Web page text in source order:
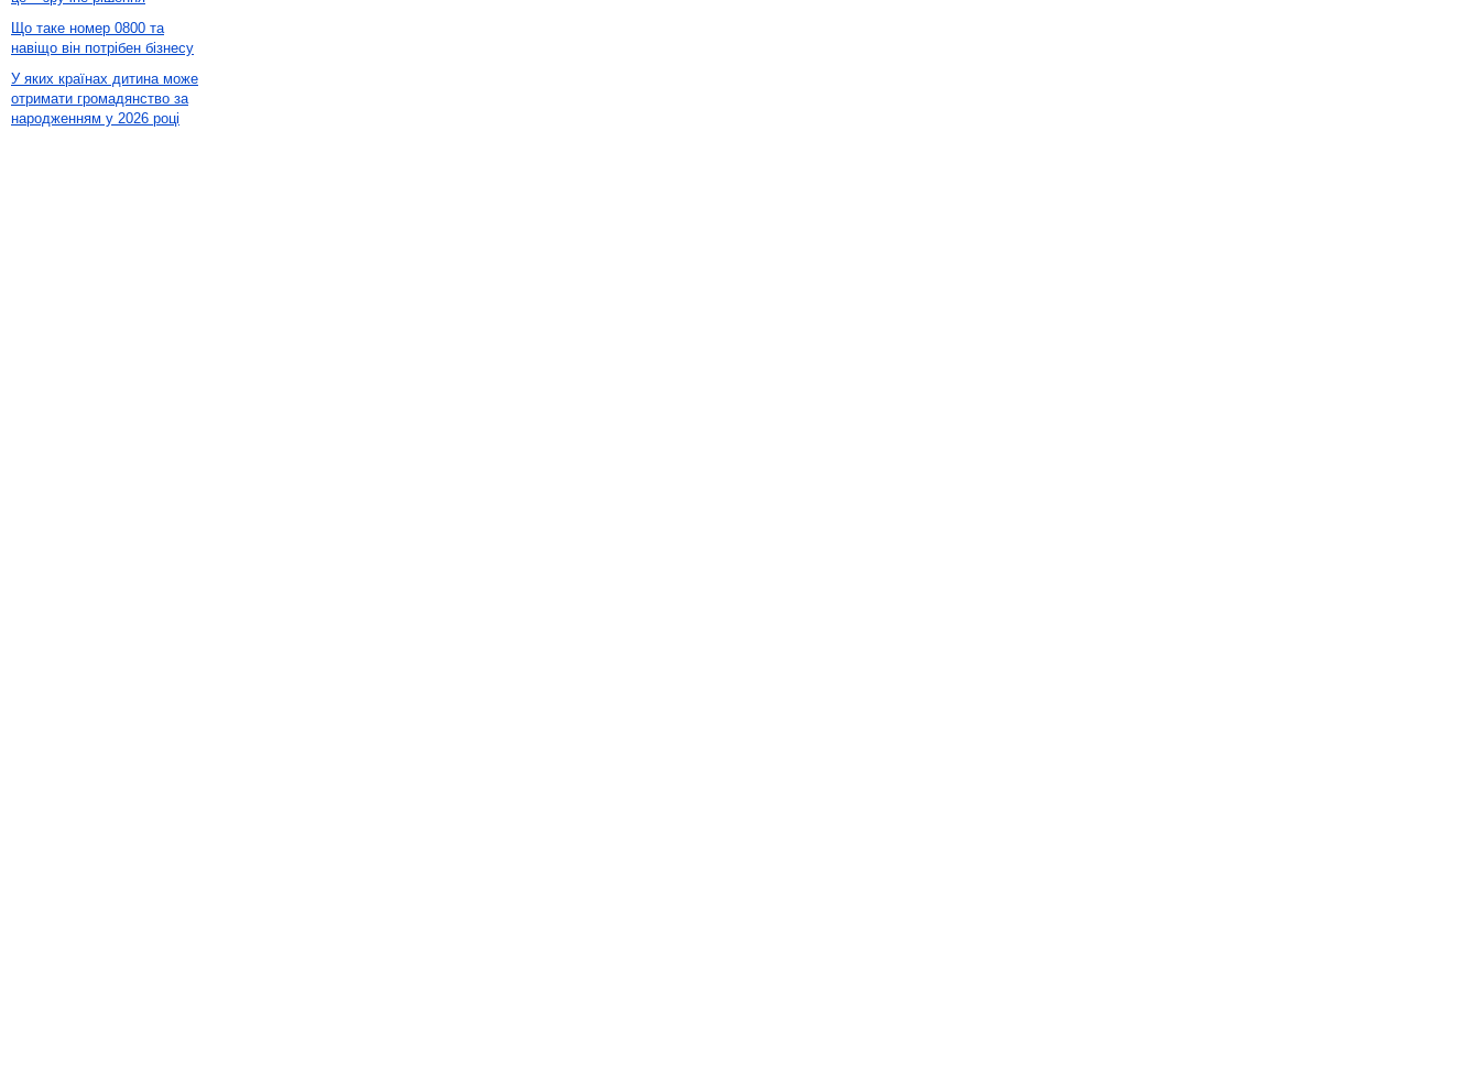
Що таке номер 0800 та
навіщо він потрібен бізнесу
У яких країнах дитина може
отримати громадянство за
народженням у 2026 році